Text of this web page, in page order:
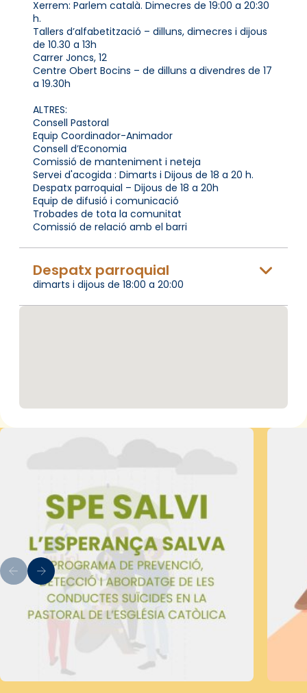
Xerrem: Parlem català. Dimecres de 19:00 a 20:30
h.
Tallers d’alfabetització – dilluns, dimecres i dijous
de 10.30 a 13h
Carrer Joncs, 12
Centre Obert Bocins – de dilluns a divendres de 17
a 19.30h
ALTRES:
Consell Pastoral
Equip Coordinador-Animador
Consell d’Economia
Comissió de manteniment i neteja
Servei d'acogida : Dimarts i Dijous de 18 a 20 h.
Despatx parroquial – Dijous de 18 a 20h
Equip de difusió i comunicació
Trobades de tota la comunitat
Comissió de relació amb el barri
Despatx parroquial
dimarts i dijous de 18:00 a 20:00